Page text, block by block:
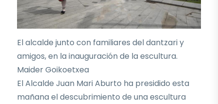
El alcalde junto con familiares del dantzari y
amigos, en la inauguración de la escultura.
Maider Goikoetxea
El Alcalde Juan Mari Aburto ha presidido esta
mañana el descubrimiento de una escultura